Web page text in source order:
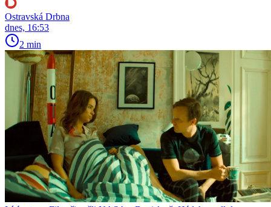
Ostravská Drbna
dnes, 16:53
2 min